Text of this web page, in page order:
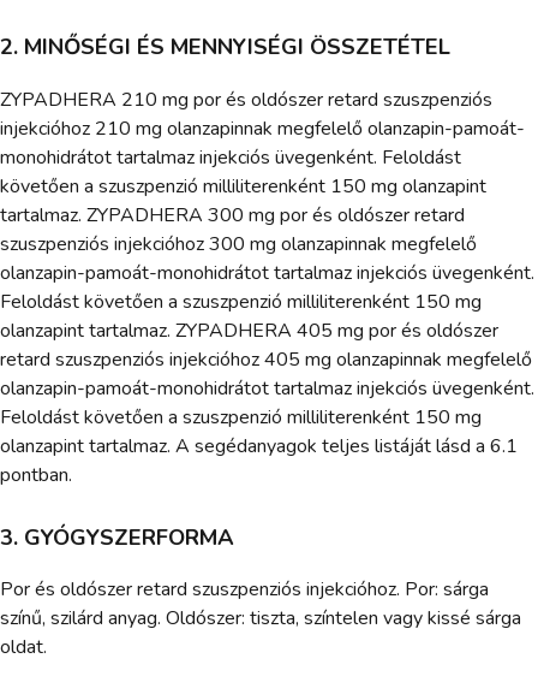
2. MINŐSÉGI ÉS MENNYISÉGI ÖSSZETÉTEL
ZYPADHERA 210 mg por és oldószer retard szuszpenziós
injekcióhoz 210 mg olanzapinnak megfelelő olanzapin-pamoát-
monohidrátot tartalmaz injekciós üvegenként. Feloldást
követően a szuszpenzió milliliterenként 150 mg olanzapint
tartalmaz. ZYPADHERA 300 mg por és oldószer retard
szuszpenziós injekcióhoz 300 mg olanzapinnak megfelelő
olanzapin-pamoát-monohidrátot tartalmaz injekciós üvegenként.
Feloldást követően a szuszpenzió milliliterenként 150 mg
olanzapint tartalmaz. ZYPADHERA 405 mg por és oldószer
retard szuszpenziós injekcióhoz 405 mg olanzapinnak megfelelő
olanzapin-pamoát-monohidrátot tartalmaz injekciós üvegenként.
Feloldást követően a szuszpenzió milliliterenként 150 mg
olanzapint tartalmaz. A segédanyagok teljes listáját lásd a 6.1
pontban.
3. GYÓGYSZERFORMA
Por és oldószer retard szuszpenziós injekcióhoz. Por: sárga
színű, szilárd anyag. Oldószer: tiszta, színtelen vagy kissé sárga
oldat.